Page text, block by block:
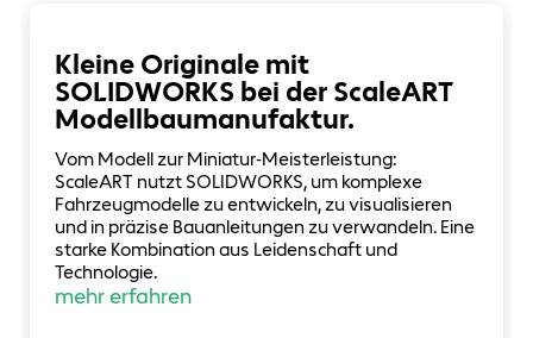
Kleine Originale mit
SOLIDWORKS bei der ScaleART
Modellbaumanufaktur.
Vom Modell zur Miniatur-Meisterleistung:
ScaleART nutzt SOLIDWORKS, um komplexe
Fahrzeugmodelle zu entwickeln, zu visualisieren
und in präzise Bauanleitungen zu verwandeln. Eine
starke Kombination aus Leidenschaft und
Technologie.
mehr erfahren